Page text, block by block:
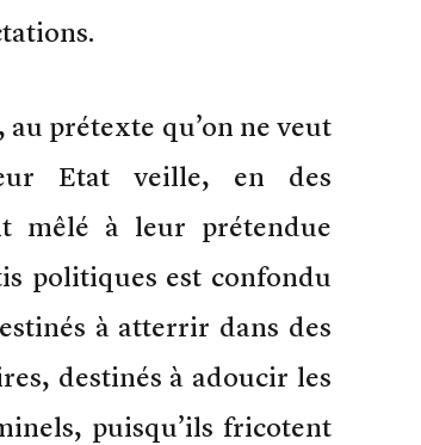
prétexte qu’on ne veut
Etat veille, en des
mêlé à leur prétendue
politiques est confondu
à atterrir dans des
destinés à adoucir les
puisqu’ils fricotent